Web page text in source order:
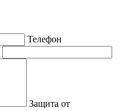
Телефон
Защита от